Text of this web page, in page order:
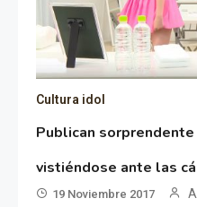
Cultura idol
Publican
vistiéndose ante las
19 Noviembre 2017